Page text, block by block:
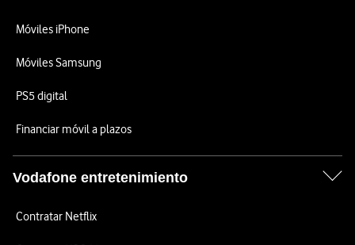
Móviles iPhone
Móviles Samsung
PS5 digital
Financiar móvil a plazos
Vodafone entretenimiento
Contratar Netflix